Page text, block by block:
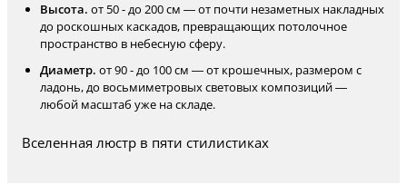
Высота. от 50 - до 200 см — от почти незаметных накладных
до роскошных каскадов, превращающих потолочное
пространство в небесную сферу.
Диаметр. от 90 - до 100 см — от крошечных, размером с
ладонь, до восьмиметровых световых композиций —
любой масштаб уже на складе.
Вселенная люстр в пяти стилистиках